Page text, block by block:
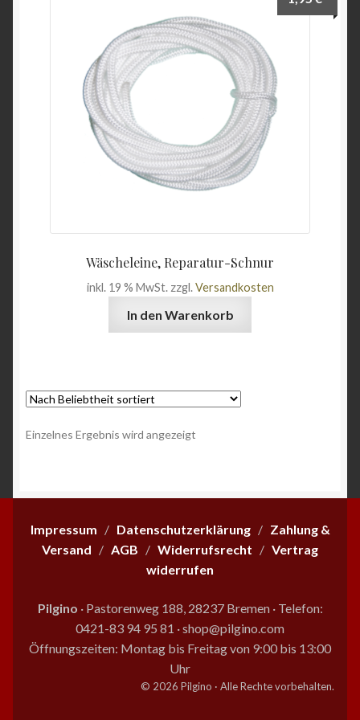
Wäscheleine, Reparatur-Schnur
inkl. 19 % MwSt. zzgl.Versandkosten
In den Warenkorb
Einzelnes Ergebnis wird angezeigt
Impressum / Datenschutzerklärung/ Zahlung &
Versand / AGB / Widerrufsrecht / Vertrag
widerrufen
Pilgino · Pastorenweg 188, 28237 Bremen ·Telefon:
0421-83 94 95 81 ·shop@pilgino.com
Öffnungszeiten: Montag bis Freitag von 9:00 bis 13:00
Uhr
© 2026 Pilgino · Alle Rechte vorbehalten.